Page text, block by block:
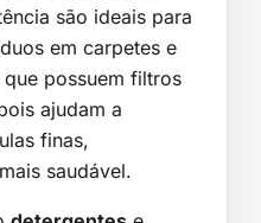
são ideais para
em carpetes e
possuem filtros
ajudam a
finas,
saudável.